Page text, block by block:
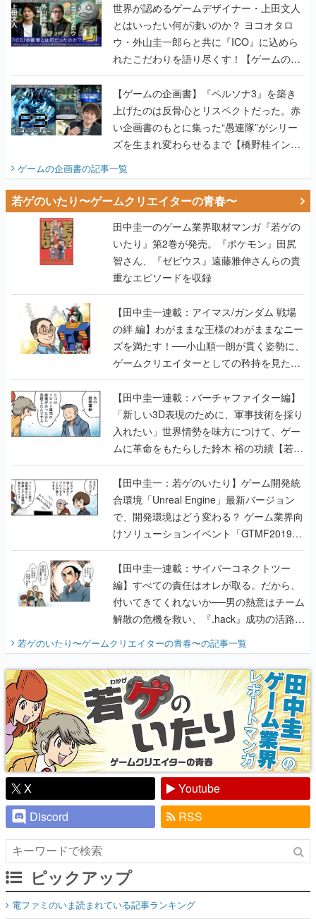
世界が認めるゲームデザイナー・上田文人
とはいったい何が凄いのか？ ヨコオタロ
ウ・外山圭一郎らと共に『ICO』に込めら
れたこだわりを語り尽くす！【ゲームの企
画書】
【ゲームの企画書】『ペルソナ3』を築き
上げたのは反骨心とリスペクトだった。赤
い企画書のもとに集った“愚連隊”がシリー
ズを生まれ変わらせるまで【橋野桂インタ
ビュー】
ゲームの企画書の記事一覧
若ゲのいたり〜ゲームクリエイターの青春〜
田中圭一のゲーム業界取材マンガ『若ゲの
いたり』第2巻が発売。『ポケモン』田尻
智さん、『ゼビウス』遠藤雅伸さんらの貴
重なエピソードを収録
【田中圭一連載：アイマス/ガンダム 戦場
の絆 編】わがままな王様のわがままなニー
ズを満たす！──小山順一朗が貫く姿勢に、
ゲームクリエイターとしての矜持を見た
【若ゲのいたり最終回】
【田中圭一連載：バーチャファイター編】
「新しい3D表現のために、軍事技術を採り
入れたい」世界情勢を味方につけて、ゲー
ムに革命をもたらした鈴木 裕の功績【若ゲ
のいたり】
【田中圭一：若ゲのいたり】ゲーム開発統
合環境「Unreal Engine」最新バージョン
で、開発環境はどう変わる？ ゲーム業界向
けソリューションイベント「GTMF2019」
に行って、より理解を深めよう【PR】
【田中圭一連載：サイバーコネクトツー
編】すべての責任はオレが取る。だから、
付いてきてくれないか──男の熱意はチーム
解散の危機を救い、『.hack』成功の活路を
開く。業界の快男児・松山 洋に流れる血は
『少年ジャンプ』色だった【若ゲのいた
り】
若ゲのいたり〜ゲームクリエイターの青春〜の記事一覧
X
Youtube
Discord
RSS
ピックアップ
電ファミのいま読まれている記事ランキング